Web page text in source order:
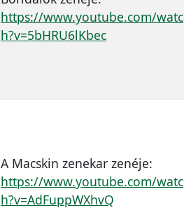
https://www.youtube.com/watc
h?v=5bHRU6lKbec
A Macskin zenekar zenéje:
https://www.youtube.com/watc
h?v=AdFuppWXhvQ